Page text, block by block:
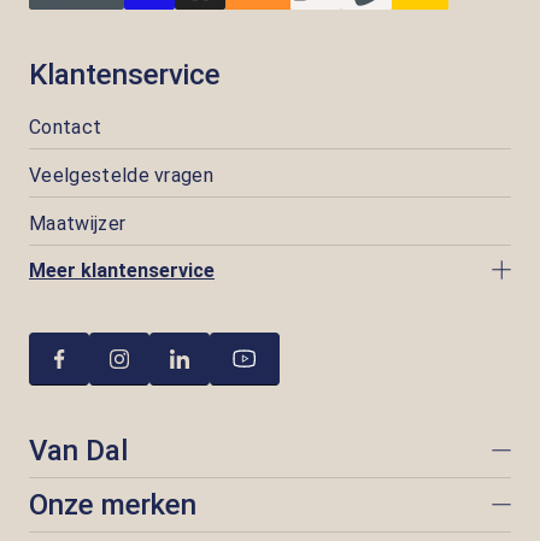
Klantenservice
Contact
Veelgestelde vragen
Maatwijzer
Meer klantenservice
Van Dal
Onze merken